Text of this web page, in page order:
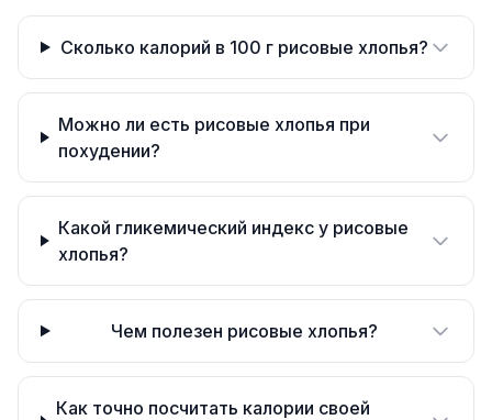
Сколько калорий в 100 г рисовые хлопья?
Можно ли есть рисовые хлопья при
похудении?
Какой гликемический индекс у рисовые
хлопья?
Чем полезен рисовые хлопья?
Как точно посчитать калории своей